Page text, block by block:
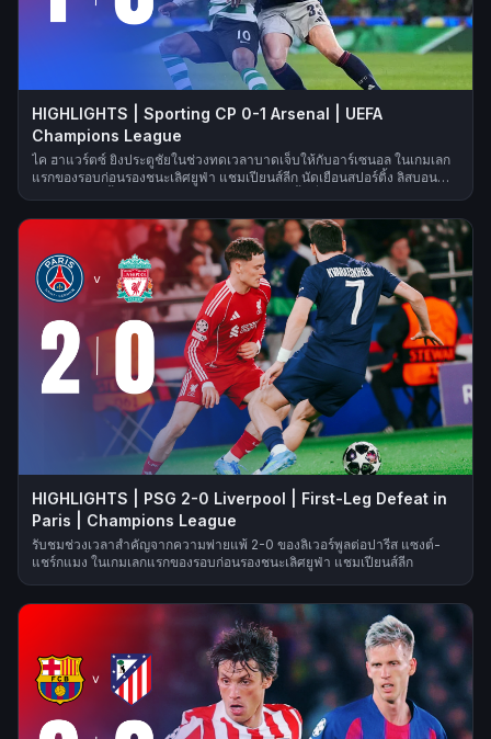
HIGHLIGHTS | Sporting CP 0-1 Arsenal | UEFA
Champions League
ไค ฮาแวร์ตซ์ ยิงประตูชัยในช่วงทดเวลาบาดเจ็บให้กับอาร์เซนอล ในเกมเลก
แรกของรอบก่อนรองชนะเลิศยูฟ่า แชมเปียนส์ลีก นัดเยือนสปอร์ติ้ง ลิสบอน
HIGHLIGHTS | PSG 2-0 Liverpool | First-Leg Defeat in
Paris | Champions League
รับชมช่วงเวลาสำคัญจากความพ่ายแพ้ 2-0 ของลิเวอร์พูลต่อปารีส แซงต์-
แชร์กแมง ในเกมเลกแรกของรอบก่อนรองชนะเลิศยูฟ่า แชมเปียนส์ลีก